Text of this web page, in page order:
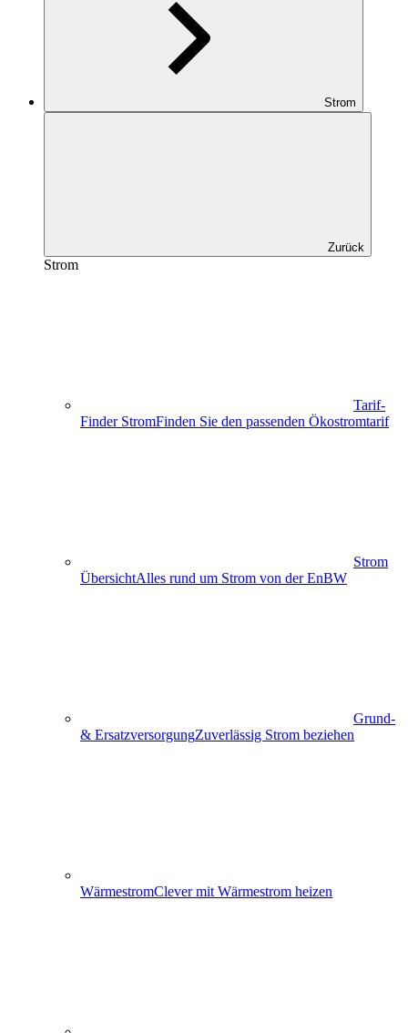
Strom
Zurück
Strom
Tarif-
Finder StromFinden Sie den passenden Ökostromtarif
Strom
ÜbersichtAlles rund um Strom von der EnBW
Grund-
& ErsatzversorgungZuverlässig Strom beziehen
WärmestromClever mit Wärmestrom heizen